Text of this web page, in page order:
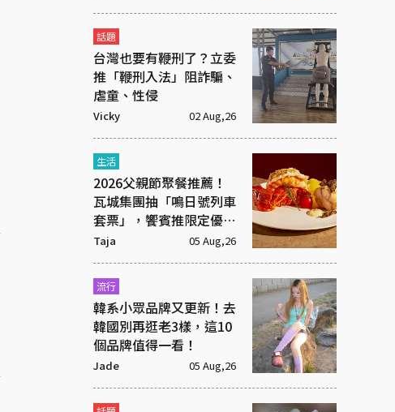
話題
台灣也要有鞭刑了？立委
推「鞭刑入法」阻詐騙、
虐童、性侵
Vicky 02 Aug,26
生活
2026父親節聚餐推薦！
瓦城集團抽「鳴日號列車
套票」，饗賓推限定優惠
一次看
Taja 05 Aug,26
流行
韓系小眾品牌又更新！去
韓國別再逛老3樣，這10
個品牌值得一看！
Jade 05 Aug,26